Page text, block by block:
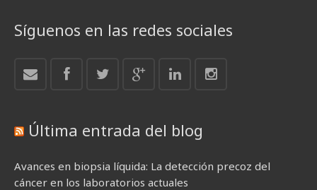
Síguenos en las redes sociales
Última entrada del blog
Avances en biopsia líquida: La detección precoz del
cáncer en los laboratorios actuales